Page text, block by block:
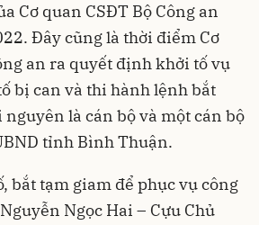
Cơ quan CSĐT Bộ Công an
Đây cũng là thời điểm Cơ
an ra quyết định khởi tố vụ
bị can và thi hành lệnh bắt
là cán bộ và một cán bộ
tỉnh Bình Thuận.
bắt tạm giam để phục vụ công
Ngọc Hai – Cựu Chủ